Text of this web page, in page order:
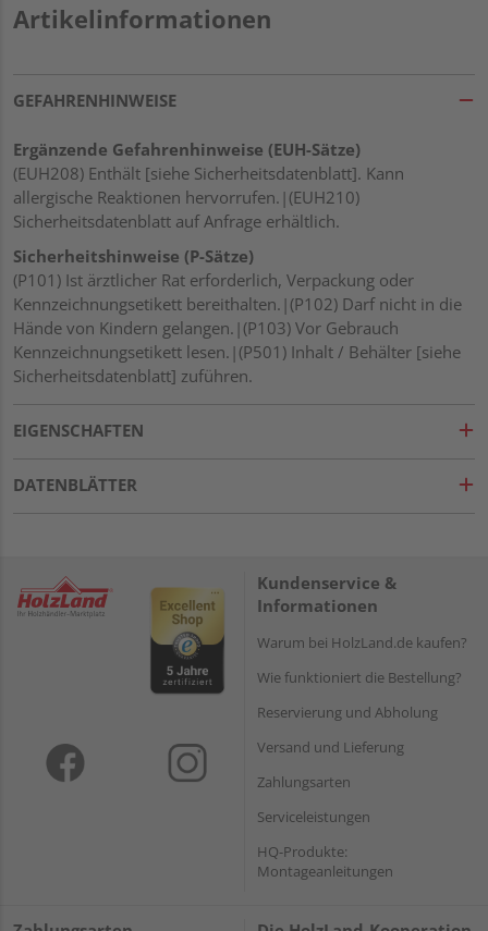
Artikelinformationen
GEFAHRENHINWEISE
Ergänzende Gefahrenhinweise (EUH-Sätze)
(EUH208) Enthält [siehe Sicherheitsdatenblatt]. Kann
allergische Reaktionen hervorrufen.|(EUH210)
Sicherheitsdatenblatt auf Anfrage erhältlich.
Sicherheitshinweise (P-Sätze)
(P101) Ist ärztlicher Rat erforderlich, Verpackung oder
Kennzeichnungsetikett bereithalten.|(P102) Darf nicht in die
Hände von Kindern gelangen.|(P103) Vor Gebrauch
Kennzeichnungsetikett lesen.|(P501) Inhalt / Behälter [siehe
Sicherheitsdatenblatt] zuführen.
EIGENSCHAFTEN
DATENBLÄTTER
Kundenservice &
Informationen
Warum bei HolzLand.de kaufen?
Wie funktioniert die Bestellung?
Reservierung und Abholung
Versand und Lieferung
Zahlungsarten
Serviceleistungen
HQ-Produkte:
Montageanleitungen